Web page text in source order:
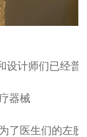
师们已经普遍
器械
医生们的左膀